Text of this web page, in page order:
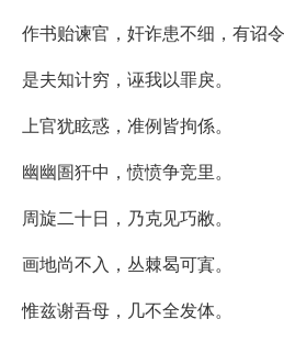
作书贻谏官，奸诈患不细，有诏
是夫知计穷，诬我以罪戾。
上官犹眩惑，准例皆拘係。
幽幽圄犴中，愤愤争竞里。
周旋二十日，乃克见巧敝。
画地尚不入，丛棘曷可寘。
惟兹谢吾母，几不全发体。